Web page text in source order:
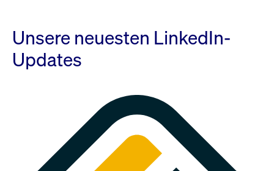
Unsere neuesten LinkedIn-
Updates